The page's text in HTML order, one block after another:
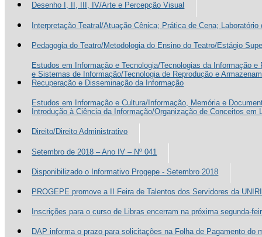
Desenho I, II, III, IV/Arte e Percepção Visual
Interpretação Teatral/Atuação Cênica; Prática de Cena; Laboratório
Pedagogia do Teatro/Metodologia do Ensino do Teatro/Estágio
Estudos em Informação e Tecnologia/Tecnologias da Informação
e Sistemas de Informação/Tecnologia de Reprodução e
Recuperação e Disseminação da Informação
Estudos em Informação e Cultura/Informação, Memória e
Introdução à Ciência da Informação/Organização de Conceitos em
Direito/Direito Administrativo
Setembro de 2018 – Ano IV – Nº 041
Disponibilizado o Informativo Progepe - Setembro 2018
PROGEPE promove a II Feira de Talentos dos Servidores da
Inscrições para o curso de Libras encerram na próxima segunda-
DAP informa o prazo para solicitações na Folha de Pagamento do